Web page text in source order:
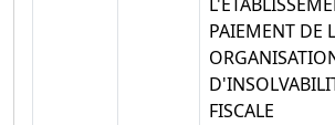
PAIEMENT DE
FISCALE